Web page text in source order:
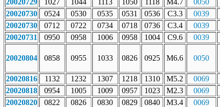
20020730
0524 0530 0535 0531 0536 C3.3
0039
20020730
0712 0722 0734 0718 0736 C3.4
0039
20020731
0950 0958 1006 0958 1004 C9.6 0039
20020804 0858 0955 1033 0826 0925 M6.6 0050
20020816 1132 1232 1307 1218 1310 M5.2
0069
20020818
0954 1005 1009 0957 1023 M2.3
0069
20020820
0822 0826 0830 0829 0840 M3.4
0069